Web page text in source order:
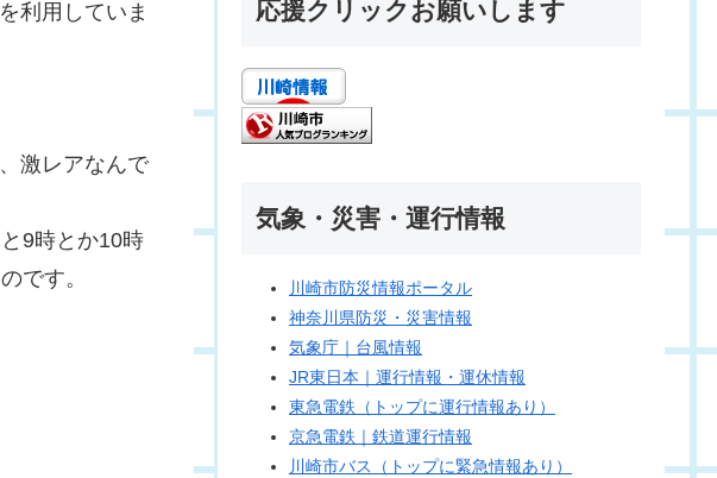
利用していま
激レアなんで
9時とか10時
です。
応援クリックお願いします
気象・災害・運行情報
川崎市防災情報ポータル
神奈川県防災・災害情報
気象庁｜台風情報
JR東日本｜運行情報・運休情報
東急電鉄（トップに運行情報あり）
京急電鉄｜鉄道運行情報
川崎市バス（トップに緊急情報あり）